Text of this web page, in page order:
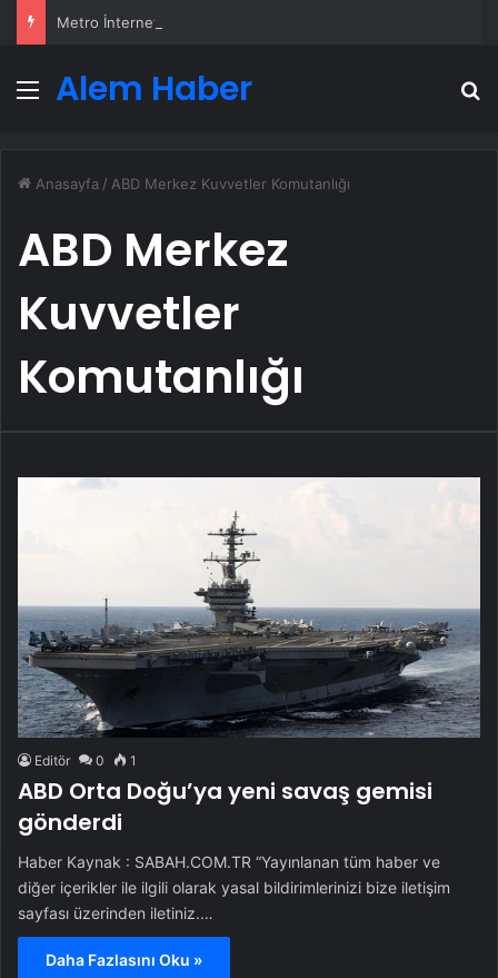
Metro İnternet Nedir ve Nasıl Seçilir
MenüAlem Haber
Anasayfa / ABD Merkez Kuvvetler Komutanlığı
ABD Merkez
Kuvvetler
Komutanlığı
Editör 0 1
ABD Orta Doğu’ya yeni savaş gemisi
gönderdi
Haber Kaynak : SABAH.COM.TR “Yayınlanan tüm haber ve
diğer içerikler ile ilgili olarak yasal bildirimlerinizi bize iletişim
sayfası üzerinden iletiniz.…
Daha Fazlasını Oku »